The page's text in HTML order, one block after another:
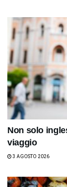
Non solo
viaggio
3 AGOSTO 2026